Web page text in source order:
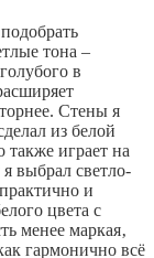
тона –
в
Стены я
из белой
также играет на
выбрал светло-
и
цвета с
менее маркая‚
гармонично всё